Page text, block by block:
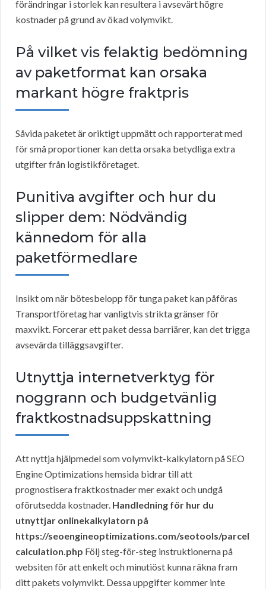
förändringar i storlek kan resultera i avsevärt högre
kostnader på grund av ökad volymvikt.
På vilket vis felaktig bedömning
av paketformat kan orsaka
markant högre fraktpris
Såvida paketet är oriktigt uppmätt och rapporterat med
för små proportioner kan detta orsaka betydliga extra
utgifter från logistikföretaget.
Punitiva avgifter och hur du
slipper dem: Nödvändig
kännedom för alla
paketförmedlare
Insikt om när bötesbelopp för tunga paket kan påföras
Transportföretag har vanligtvis strikta gränser för
maxvikt. Forcerar ett paket dessa barriärer, kan det trigga
avsevärda tilläggsavgifter.
Utnyttja internetverktyg för
noggrann och budgetvänlig
fraktkostnadsuppskattning
Att nyttja hjälpmedel som volymvikt-kalkylatorn på SEO
Engine Optimizations hemsida bidrar till att
prognostisera fraktkostnader mer exakt och undgå
oförutsedda kostnader. Handledning för hur du
utnyttjar onlinekalkylatorn på
https://seoengineoptimizations.com/seotools/parcel
calculation.php Följ steg-för-steg instruktionerna på
websiten för att enkelt och minutiöst kunna räkna fram
ditt pakets volymvikt. Dessa uppgifter kommer inte